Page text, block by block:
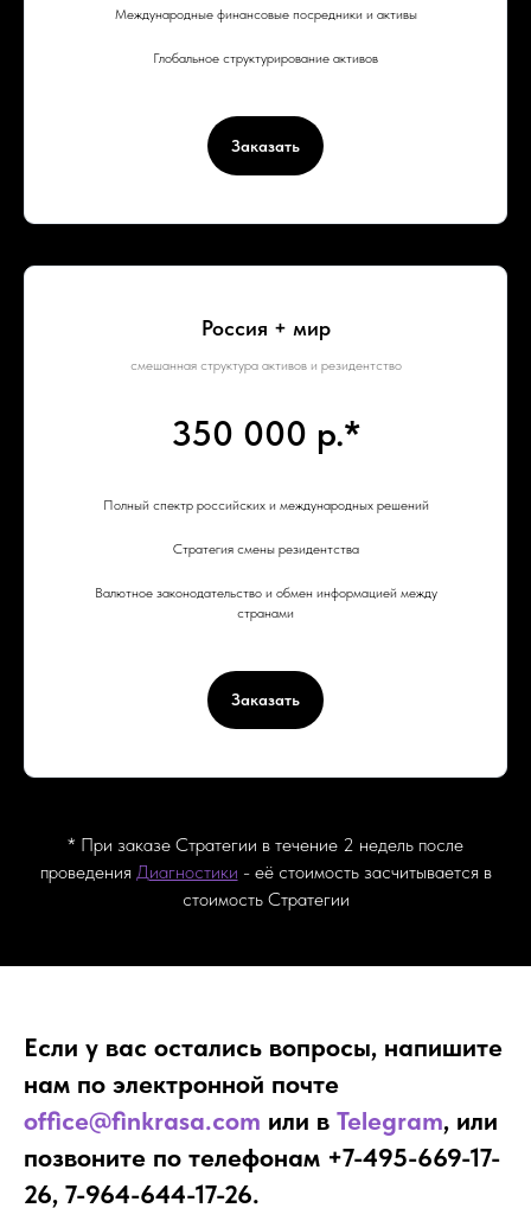
Международные финансовые посредники и активы
Глобальное структурирование активов
Заказать
Россия + мир
смешанная структура активов и резидентство
350 000 р.*
Полный спектр российских и международных решений
Стратегия смены резидентства
Валютное законодательство и обмен информацией между
странами
Заказать
* При заказе Стратегии в течение 2 недель после
проведения Диагностики - её стоимость засчитывается в
стоимость Стратегии
Если у вас остались вопросы, напишите
нам по электронной почте
office@finkrasa.com или в Telegram, или
позвоните по телефонам +7-495-669-17-
26, 7-964-644-17-26.